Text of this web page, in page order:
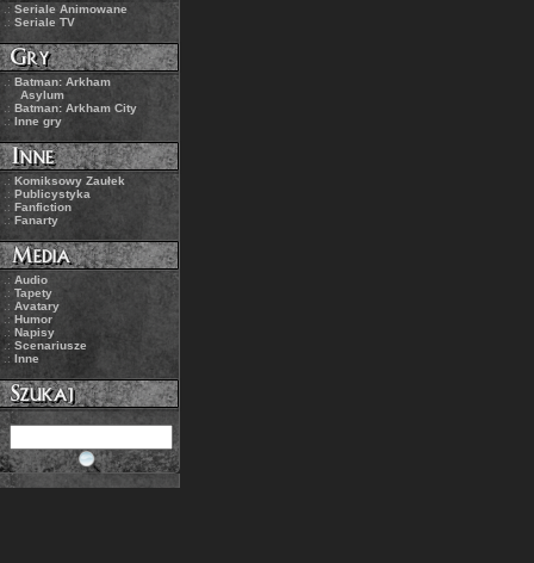
.: Seriale Animowane
.: Seriale TV
.: Batman: Arkham
Asylum
.: Batman: Arkham City
.:Inne gry
.: Komiksowy Zaułek
.: Publicystyka
.: Fanfiction
.:Fanarty
.: Audio
.: Tapety
.: Avatary
.:Humor
.: Napisy
.: Scenariusze
.: Inne